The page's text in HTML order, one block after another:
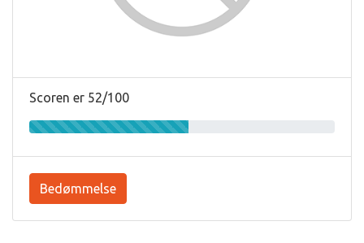
Scoren er 52/100
Bedømmelse